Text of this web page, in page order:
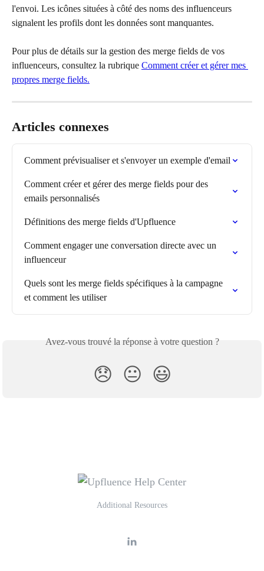
l'envoi. Les icônes situées à côté des noms des influenceurs
signalent les profils dont les données sont manquantes.
Pour plus de détails sur la gestion des merge fields de vos
influenceurs, consultez la rubrique Comment créer et gérer mes
propres merge fields.
Articles connexes
Comment prévisualiser et s'envoyer un exemple d'email
Comment créer et gérer des merge fields pour des
emails personnalisés
Définitions des merge fields d'Upfluence
Comment engager une conversation directe avec un
influenceur
Quels sont les merge fields spécifiques à la campagne
et comment les utiliser
Avez-vous trouvé la réponse à votre question ?
😞 😐 😃
Additional Resources